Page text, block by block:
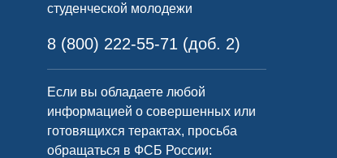
студенческой молодежи
8 (800) 222-55-71 (доб. 2)
Если вы обладаете любой
информацией о совершенных или
готовящихся терактах, просьба
обращаться в ФСБ России: